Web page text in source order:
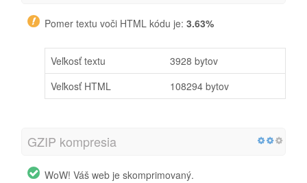
Pomer textu voči HTML kódu je: 3.63%
Veľkosť textu
3928 bytov
Veľkosť HTML
108294 bytov
GZIP kompresia
WoW! Váš web je skomprimovaný.